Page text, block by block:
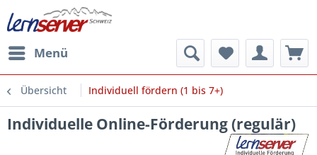
Menü
Übersicht Individuell fördern (1 bis 7+)
Individuelle Online-Förderung (regulär)